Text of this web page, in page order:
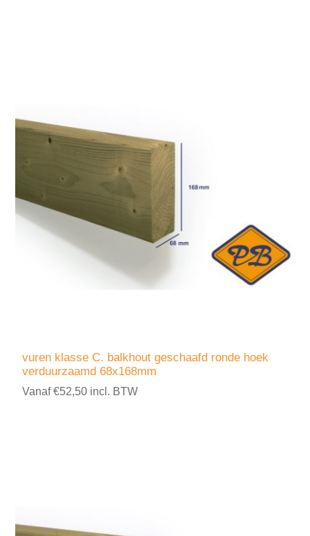
vuren klasse C. balkhout geschaafd ronde hoek
verduurzaamd 68x168mm
Vanaf €52,50 incl. BTW